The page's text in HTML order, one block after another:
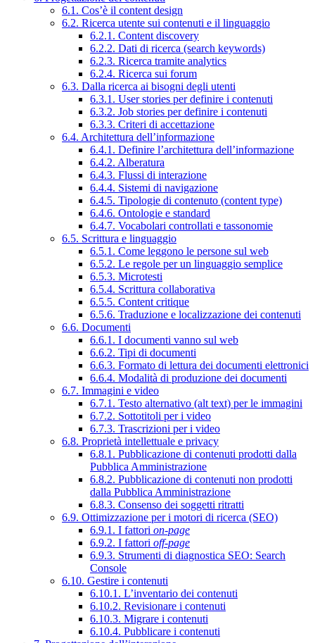
6.1. Cos’è il content design
6.2. Ricerca utente sui contenuti e il linguaggio
6.2.1. Content discovery
6.2.2. Dati di ricerca (search keywords)
6.2.3. Ricerca tramite analytics
6.2.4. Ricerca sui forum
6.3. Dalla ricerca ai bisogni degli utenti
6.3.1. User stories per definire i contenuti
6.3.2. Job stories per definire i contenuti
6.3.3. Criteri di accettazione
6.4. Architettura dell’informazione
6.4.1. Definire l’architettura dell’informazione
6.4.2. Alberatura
6.4.3. Flussi di interazione
6.4.4. Sistemi di navigazione
6.4.5. Tipologie di contenuto (content type)
6.4.6. Ontologie e standard
6.4.7. Vocabolari controllati e tassonomie
6.5. Scrittura e linguaggio
6.5.1. Come leggono le persone sul web
6.5.2. Le regole per un linguaggio semplice
6.5.3. Microtesti
6.5.4. Scrittura collaborativa
6.5.5. Content critique
6.5.6. Traduzione e localizzazione dei contenuti
6.6. Documenti
6.6.1. I documenti vanno sul web
6.6.2. Tipi di documenti
6.6.3. Formato di lettura dei documenti elettronici
6.6.4. Modalità di produzione dei documenti
6.7. Immagini e video
6.7.1. Testo alternativo (alt text) per le immagini
6.7.2. Sottotitoli per i video
6.7.3. Trascrizioni per i video
6.8. Proprietà intellettuale e privacy
6.8.1. Pubblicazione di contenuti prodotti dalla
Pubblica Amministrazione
6.8.2. Pubblicazione di contenuti non prodotti
dalla Pubblica Amministrazione
6.8.3. Consenso dei soggetti ritratti
6.9. Ottimizzazione per i motori di ricerca (SEO)
6.9.1. I fattori on-page
6.9.2. I fattori off-page
6.9.3. Strumenti di diagnostica SEO: Search
Console
6.10. Gestire i contenuti
6.10.1. L’inventario dei contenuti
6.10.2. Revisionare i contenuti
6.10.3. Migrare i contenuti
6.10.4. Pubblicare i contenuti